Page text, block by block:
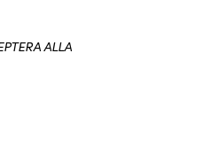
ALLA